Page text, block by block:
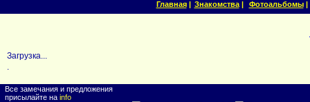
Главная| Знакомства| Фотоальбомы|
Загрузка...
.
Все замечания и предложения
присылайте на info